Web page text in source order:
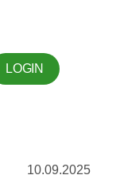
LOGIN
10.09.2025